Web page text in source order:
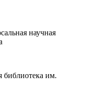
научная
библиотека им.